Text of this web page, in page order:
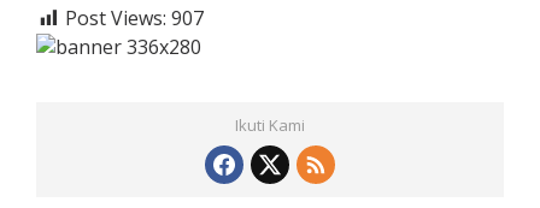
Post Views: 907
Ikuti Kami